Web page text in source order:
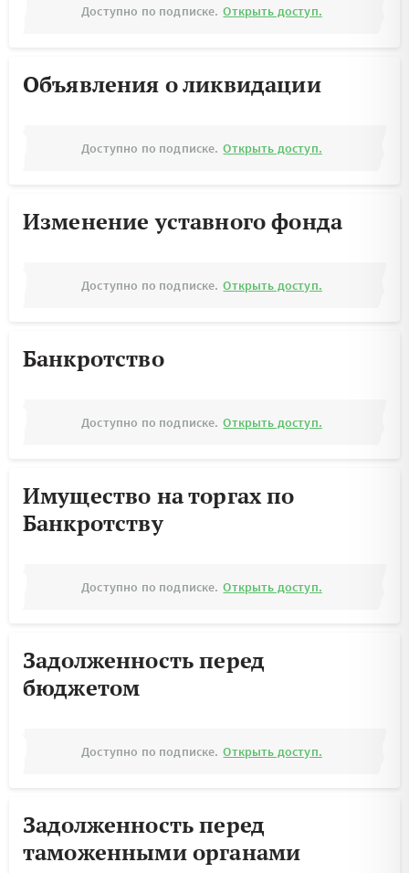
Доступно по подписке. Открыть доступ.
Объявления о ликвидации
Доступно по подписке. Открыть доступ.
Изменение уставного фонда
Доступно по подписке. Открыть доступ.
Банкротство
Доступно по подписке. Открыть доступ.
Имущество на торгах по
Банкротству
Доступно по подписке. Открыть доступ.
Задолженность перед
бюджетом
Доступно по подписке. Открыть доступ.
Задолженность перед
таможенными органами